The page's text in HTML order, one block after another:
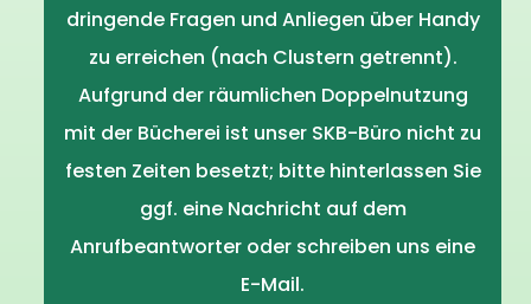
dringende Fragen und Anliegen über Handy
zu erreichen (nach Clustern getrennt).
Aufgrund der räumlichen Doppelnutzung
mit der Bücherei ist unser SKB-Büro nicht zu
festen Zeiten besetzt; bitte hinterlassen Sie
ggf. eine Nachricht auf dem
Anrufbeantworter oder schreiben uns eine
E-Mail.